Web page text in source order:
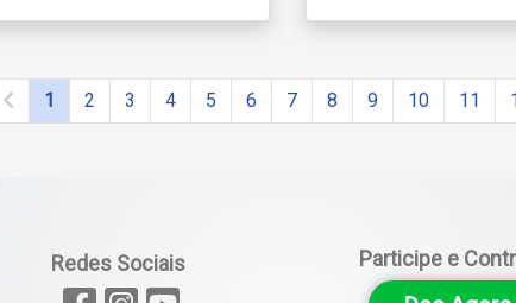
1 2 3 4 5 6 7 8 9 10 11
Redes Sociais Participe e